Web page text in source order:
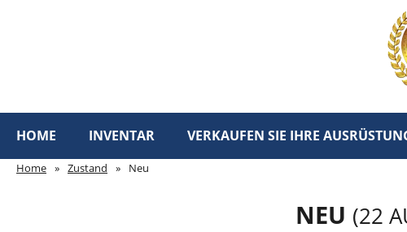
HOME INVENTAR VERKAUFEN SIE IHRE
Home » Zustand » Neu
NEU (22